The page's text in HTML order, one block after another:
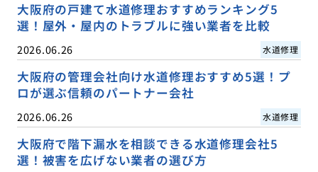
大阪府の戸建て水道修理おすすめランキング5
選！屋外・屋内のトラブルに強い業者を比較
2026.06.26 水道修理
大阪府の管理会社向け水道修理おすすめ5選！プ
ロが選ぶ信頼のパートナー会社
2026.06.26 水道修理
大阪府で階下漏水を相談できる水道修理会社5
選！被害を広げない業者の選び方